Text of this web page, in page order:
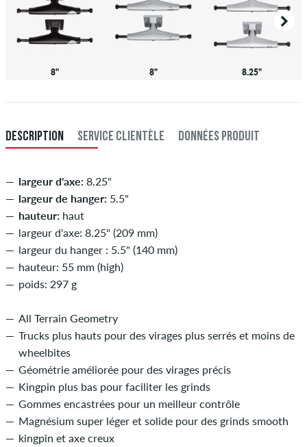
8" 8" 8.25"
DESCRIPTION SERVICE CLIENTÈLE DONNÉES PRODUIT
largeur d'axe: 8.25"
largeur de hanger: 5.5"
hauteur: haut
largeur d'axe: 8.25" (209 mm)
largeur du hanger : 5.5" (140 mm)
hauteur: 55 mm (high)
poids: 297 g
All Terrain Geometry
Trucks plus hauts pour des virages plus serrés et moins de
wheelbites
Géométrie améliorée pour des virages précis
Kingpin plus bas pour faciliter les grinds
Gommes encastrées pour un meilleur contrôle
Magnésium super léger et solide pour des grinds smooth
kingpin et axe creux